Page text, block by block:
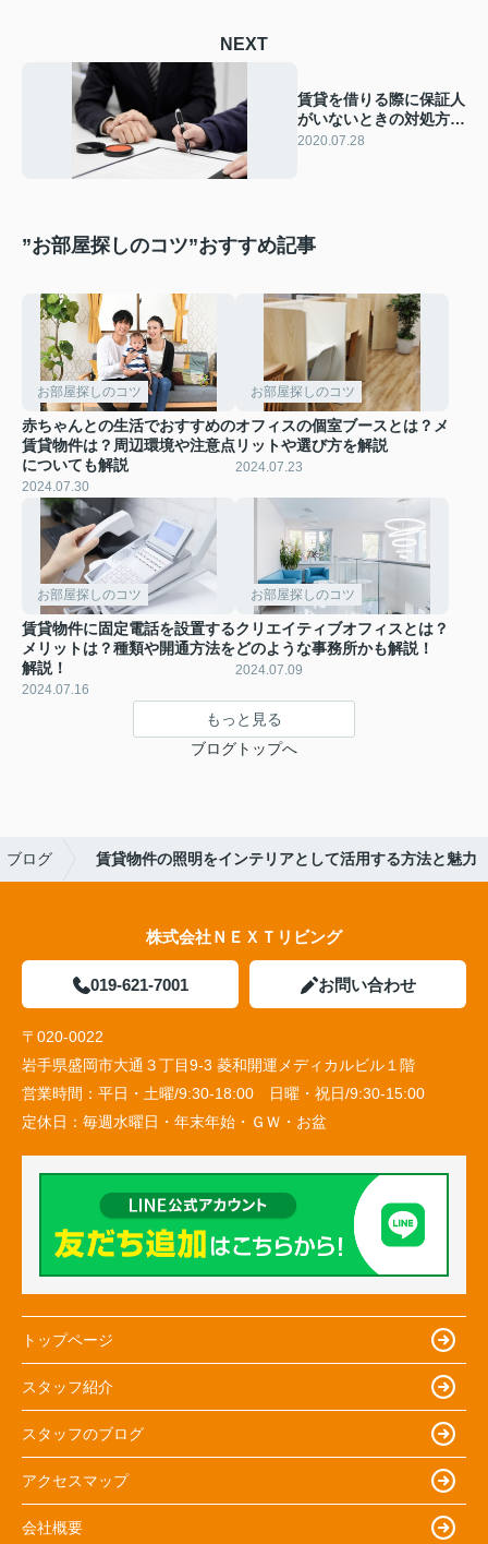
NEXT
賃貸を借りる際に保証人
がいないときの対処方法
を知りたい！
2020.07.28
”お部屋探しのコツ”おすすめ記事
お部屋探しのコツ
赤ちゃんとの生活でおすすめの
賃貸物件は？周辺環境や注意点
についても解説
2024.07.30
お部屋探しのコツ
オフィスの個室ブースとは？メ
リットや選び方を解説
2024.07.23
お部屋探しのコツ
賃貸物件に固定電話を設置する
メリットは？種類や開通方法を
解説！
2024.07.16
お部屋探しのコツ
クリエイティブオフィスとは？
どのような事務所かも解説！
2024.07.09
もっと見る
ブログトップへ
ブログ 賃貸物件の照明をインテリアとして活用する方法と魅力
株式会社ＮＥＸＴリビング
019-621-7001 お問い合わせ
〒020-0022
岩手県盛岡市大通３丁目9-3 菱和開運メディカルビル１階
営業時間： 平日・土曜/9:30-18:00 日曜・祝日/9:30-15:00
定休日： 毎週水曜日・年末年始・ＧＷ・お盆
トップページ
スタッフ紹介
スタッフのブログ
アクセスマップ
会社概要